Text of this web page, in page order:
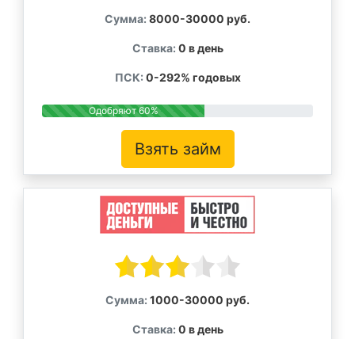
Сумма: 8000-30000 руб.
Ставка: 0 в день
ПСК: 0-292% годовых
Одобряют 60%
Взять займ
Сумма: 1000-30000 руб.
Ставка: 0 в день